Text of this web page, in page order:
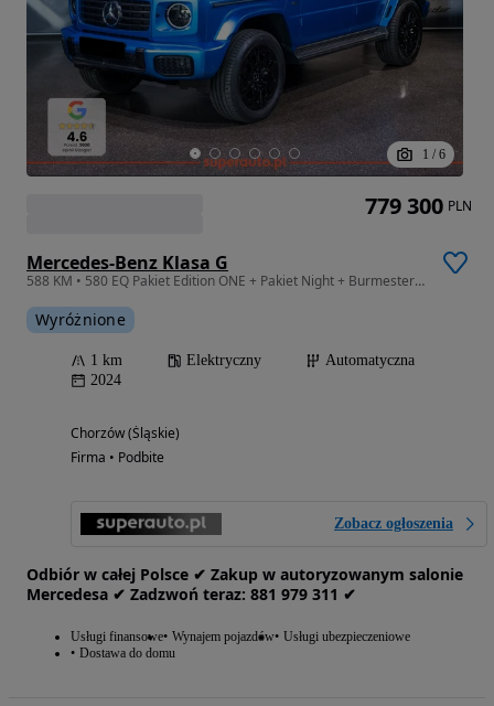
1 / 6
Mercedes-Benz Klasa G
588 KM • 580 EQ Pakiet Edition ONE + Pakiet Night + Burmester + Kamera 360
Wyróżnione
1 km Elektryczny
Automatyczna
2024
Chorzów (Śląskie)
Firma • Podbite
Zobacz ogłoszenia
Odbiór w całej Polsce ✔ Zakup w autoryzowanym salonie
Mercedesa ✔ Zadzwoń teraz: 881‎‎‎‎ 979 311 ✔
Usługi finansowe Wynajem pojazdów Usługi ubezpieczeniowe
Dostawa do domu
779 300 PLN